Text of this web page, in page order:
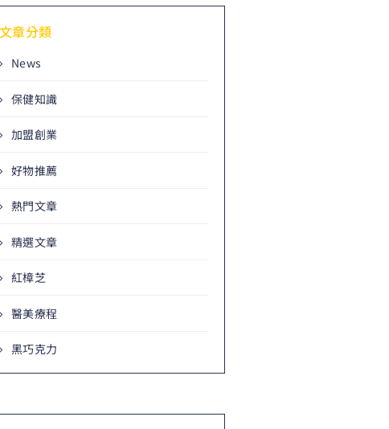
文章分類
News
保健知識
加盟創業
好物推薦
熱門文章
精選文章
紅樟芝
醫美療程
黑巧克力